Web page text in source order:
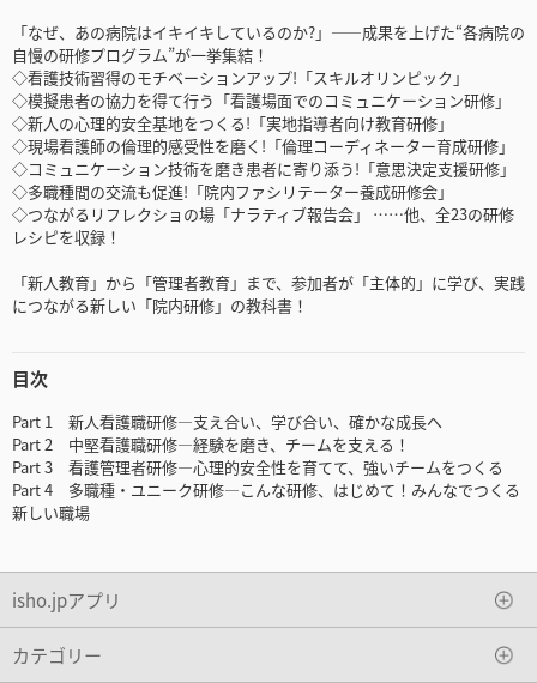
「なぜ、あの病院はイキイキしているのか?」――成果を上げた“各病院の
自慢の研修プログラム”が一挙集結！
◇看護技術習得のモチベーションアップ!「スキルオリンピック」
◇模擬患者の協力を得て行う「看護場面でのコミュニケーション研修」
◇新人の心理的安全基地をつくる!「実地指導者向け教育研修」
◇現場看護師の倫理的感受性を磨く!「倫理コーディネーター育成研修」
◇コミュニケーション技術を磨き患者に寄り添う!「意思決定支援研修」
◇多職種間の交流も促進!「院内ファシリテーター養成研修会」
◇つながるリフレクショの場「ナラティブ報告会」 ……他、全23の研修
レシピを収録！
「新人教育」から「管理者教育」まで、参加者が「主体的」に学び、実践
につながる新しい「院内研修」の教科書！
目次
Part 1 新人看護職研修―支え合い、学び合い、確かな成長へ
Part 2 中堅看護職研修―経験を磨き、チームを支える！
Part 3 看護管理者研修―心理的安全性を育てて、強いチームをつくる
Part 4 多職種・ユニーク研修―こんな研修、はじめて！みんなでつくる
新しい職場
isho.jpアプリ
カテゴリー